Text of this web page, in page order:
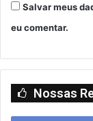
Salvar meus
eu comentar.
Nossas